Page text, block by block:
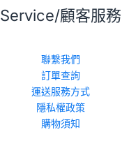
Service/顧客服務
聯繫我們
訂單查詢
運送服務方式
隱私權政策
購物須知